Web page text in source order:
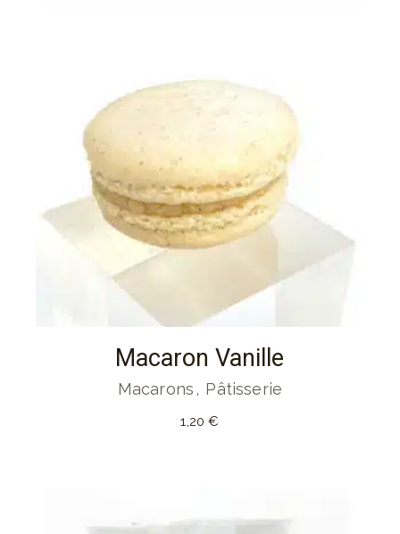
Macaron Vanille
Macarons Pâtisserie
1,20€